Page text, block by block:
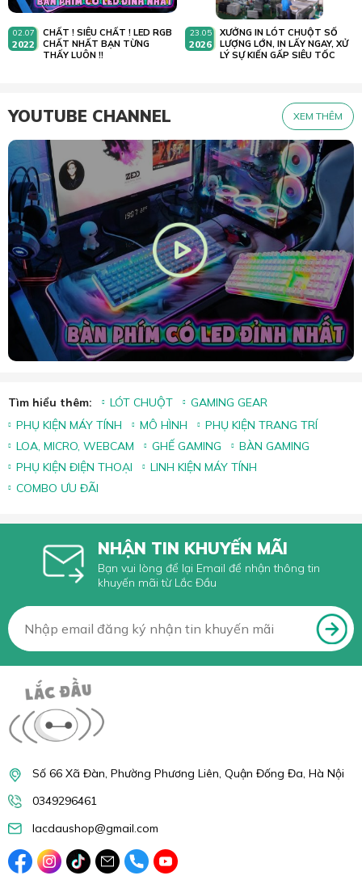
02.07
2022
CHẤT ! SIÊU CHẤT ! LED RGB
CHẤT NHẤT BẠN TỪNG
THẤY LUÔN !!
23.05
2026
XƯỞNG IN LÓT CHUỘT SỐ
LƯỢNG LỚN, IN LẤY NGAY, XỬ
LÝ SỰ KIẾN GẤP SIÊU TỐC
YOUTUBE CHANNEL XEM THÊM
Tìm hiểu thêm: LÓT CHUỘT
GAMING GEAR
PHỤ KIỆN MÁY TÍNH
MÔ HÌNH
PHỤ KIỆN TRANG TRÍ
LOA, MICRO, WEBCAM
GHẾ GAMING
BÀN GAMING
PHỤ KIỆN ĐIỆN THOẠI
LINH KIỆN MÁY TÍNH
COMBO ƯU ĐÃI
NHẬN TIN KHUYẾN MÃI
Bạn vui lòng để lại Email để nhận thông tin
khuyến mãi từ Lắc Đầu
Số 66 Xã Đàn, Phường Phương Liên, Quận Đống Đa, Hà Nội
0349296461
lacdaushop@gmail.com